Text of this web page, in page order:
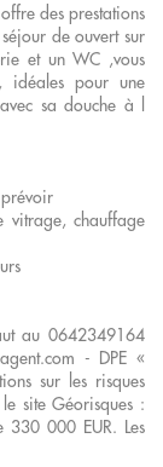
des prestations
de ouvert sur
et un WC ,vous
idéales pour une
sa douche à l
vitrage, chauffage
au 0642349164
- DPE «
sur les risques
site Géorisques :
330 000 EUR. Les